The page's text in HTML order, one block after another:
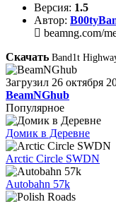
Версия: 1.5
Автор:
beamng.com/
Скачать Band1t
Загрузил 26 октября
BeamNGhub
Популярное
Домик в Деревне
Arctic Circle SWDN
Autobahn 57k